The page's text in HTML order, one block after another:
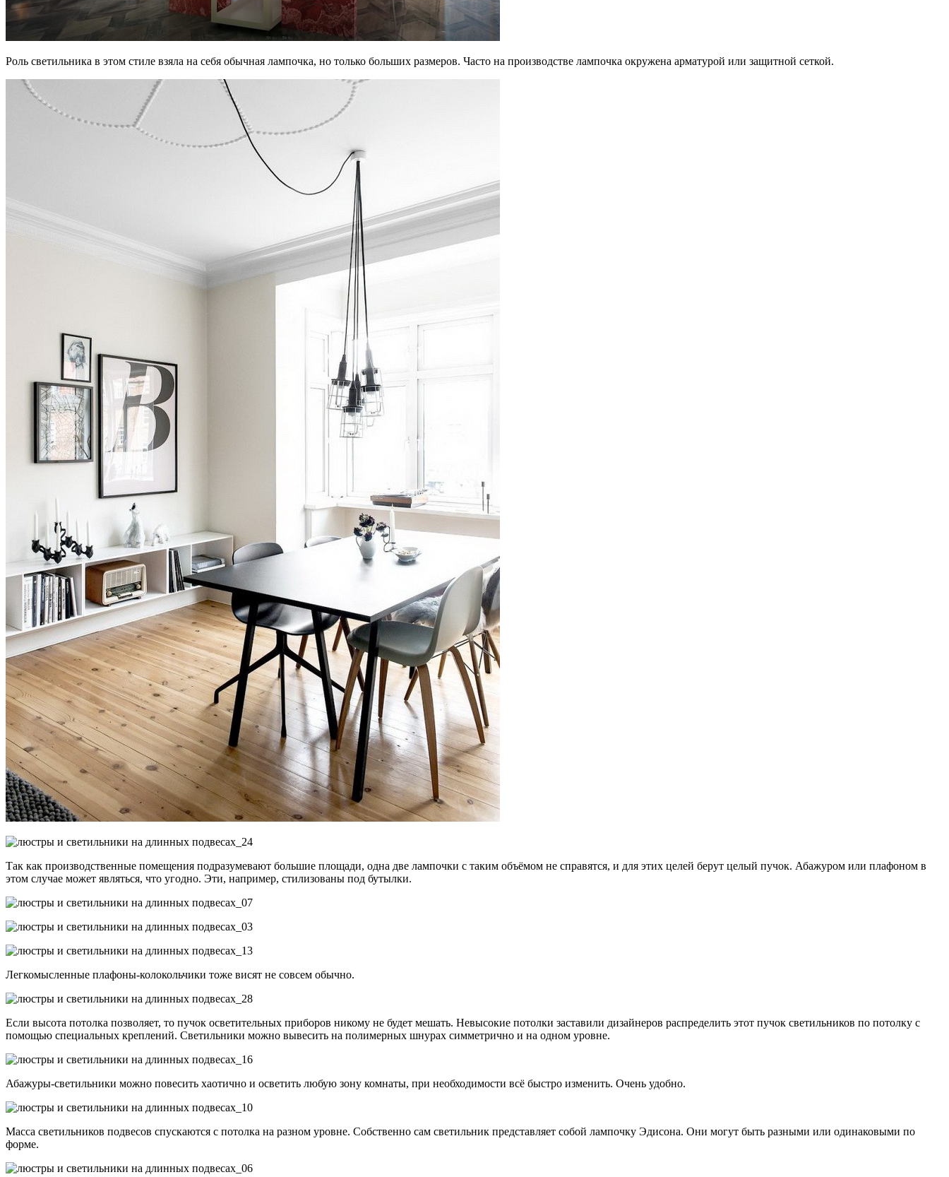
Роль светильника в этом стиле взяла на себя обычная лампочка, но только больших размеров. Часто на производстве лампочка окружена арматурой или защитной сеткой.
Так как производственные помещения подразумевают большие площади, одна две лампочки с таким объёмом не справятся, и для этих целей берут целый пучок. Абажуром или плафоном в
этом случае может являться, что угодно. Эти, например, стилизованы под бутылки.
Легкомысленные плафоны-колокольчики тоже висят не совсем обычно.
Если высота потолка позволяет, то пучок осветительных приборов никому не будет мешать. Невысокие потолки заставили дизайнеров распределить этот пучок светильников по потолку с
помощью специальных креплений. Светильники можно вывесить на полимерных шнурах симметрично и на одном уровне.
Абажуры-светильники можно повесить хаотично и осветить любую зону комнаты, при необходимости всё быстро изменить. Очень удобно.
Масса светильников подвесов спускаются с потолка на разном уровне. Собственно сам светильник представляет собой лампочку Эдисона. Они могут быть разными или одинаковыми по
форме.